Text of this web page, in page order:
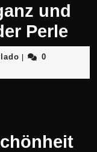
und
Perle
elsotanosellado
|
0